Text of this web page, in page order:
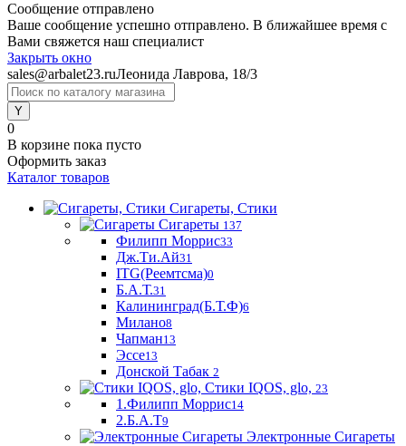
Сообщение отправлено
Ваше сообщение успешно отправлено. В ближайшее время с
Вами свяжется наш специалист
Закрыть окно
sales@arbalet23.ruЛеонида Лаврова, 18/3
0
В корзине пока пусто
Оформить заказ
Каталог товаров
Сигареты, Стики
Сигареты 137
Филипп Моррис33
Дж.Ти.Ай31
ITG(Реемтсма)0
Б.А.Т.31
Калининград(Б.Т.Ф)6
Милано8
Чапман13
Эссе13
Донской Табак 2
Стики IQOS, glo, 23
1.Филипп Моррис14
2.Б.А.Т9
Электронные Сигареты